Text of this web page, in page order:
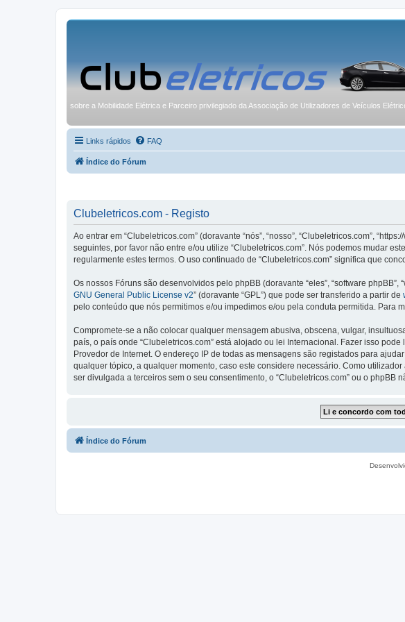
sobre a Mobilidade Elétrica e Parceiro privilegiado da Associação de Utilizadores de Veículos
Links rápidos FAQ
Índice do Fórum
Clubeletricos.com - Registo
Ao entrar em “Clubeletricos.com” (doravante “nós”, “nosso”, “Clubeletricos.com”,
seguintes, por favor não entre e/ou utilize “Clubeletricos.com”. Nós podemos mudar
regularmente estes termos. O uso continuado de “Clubeletricos.com” significa que
Os nossos Fóruns são desenvolvidos pelo phpBB (doravante “eles”, “software
GNU General Public License v2” (doravante “GPL”) que pode ser transferido a partir de
pelo conteúdo que nós permitimos e/ou impedimos e/ou pela conduta permitida. Para
Compromete-se a não colocar qualquer mensagem abusiva, obscena, vulgar,
país, o país onde “Clubeletricos.com” está alojado ou lei Internacional. Fazer isso
Provedor de Internet. O endereço IP de todas as mensagens são registados para
qualquer tópico, a qualquer momento, caso este considere necessário. Como
ser divulgada a terceiros sem o seu consentimento, o “Clubeletricos.com” ou o
Índice do Fórum